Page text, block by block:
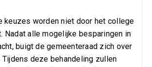
keuzes worden niet door het college
Nadat alle mogelijke besparingen in
buigt de gemeenteraad zich over
deze behandeling zullen